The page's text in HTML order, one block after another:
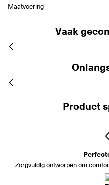
Maatvoering
Vaak
Product
Zorgvuldig ontworpen om